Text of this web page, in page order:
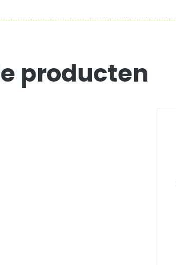
producten